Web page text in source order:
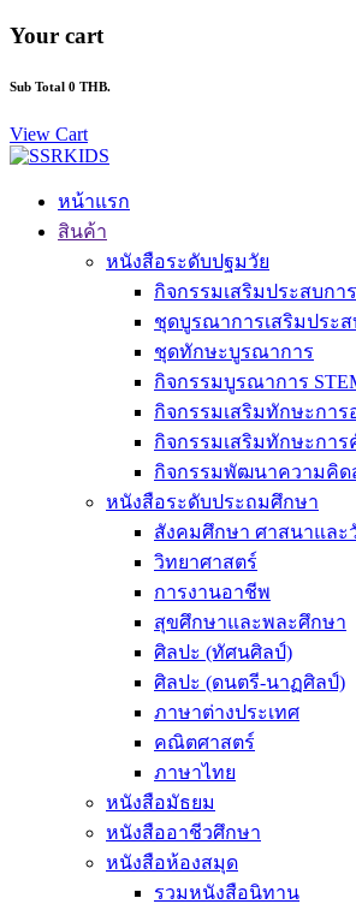
Your cart
Sub Total 0 THB.
View Cart
หน้าแรก
สินค้า
หนังสือระดับปฐมวัย
กิจกรรมเสริมประสบกา
ชุดบูรณาการเสริมประ
ชุดทักษะบูรณาการ
กิจกรรมบูรณาการ
กิจกรรมเสริมทักษะการ
กิจกรรมเสริมทักษะการ
กิจกรรมพัฒนาความคิด
หนังสือระดับประถมศึกษา
สังคมศึกษา ศาสนาแล
วิทยาศาสตร์
การงานอาชีพ
สุขศึกษาและพละศึกษา
ศิลปะ (ทัศนศิลป์)
ศิลปะ (ดนตรี-นาฏศิลป์)
ภาษาต่างประเทศ
คณิตศาสตร์
ภาษาไทย
หนังสือมัธยม
หนังสืออาชีวศึกษา
หนังสือห้องสมุด
รวมหนังสือนิทาน